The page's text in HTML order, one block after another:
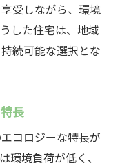
受しながら、環境
した住宅は、地域
続可能な選択とな
長
コロジーな特長が
環境負荷が低く、